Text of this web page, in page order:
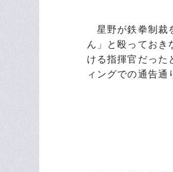
星野が鉄拳制裁
ん」と殴っておき
ける指揮官だった
ィングでの通告通